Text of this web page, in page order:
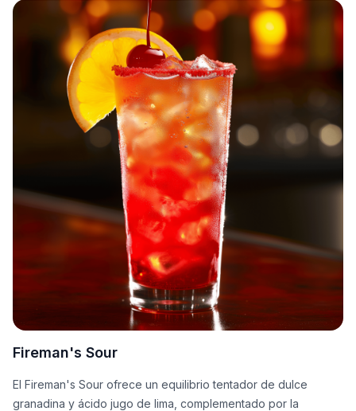
Fireman's Sour
El Fireman's Sour ofrece un equilibrio tentador de dulce
granadina y ácido jugo de lima, complementado por la